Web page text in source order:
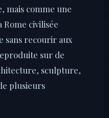
mais comme une
civilisée
sans recourir aux
sur de
sculpture,
plusieurs